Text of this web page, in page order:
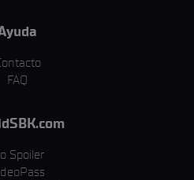
FAQ
Spoiler